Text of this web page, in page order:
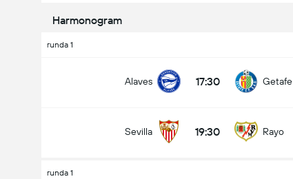
Harmonogram
runda 1
Alaves 17:30 Getafe
Sevilla 19:30 Rayo
runda 1